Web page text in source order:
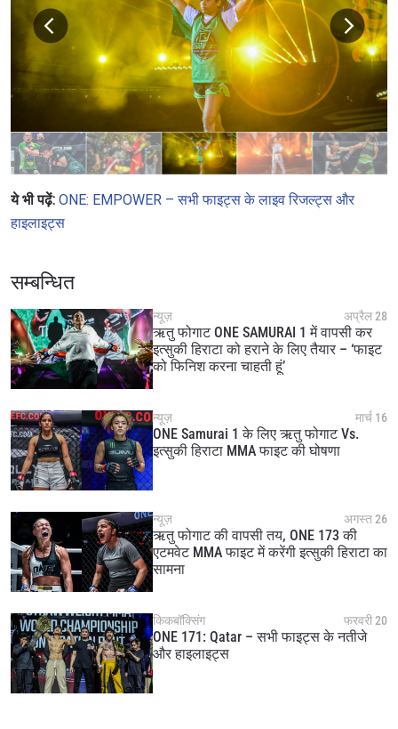
ये भी पढ़ें: ONE: EMPOWER – सभी फाइट्स के लाइव रिजल्ट्स और
हाइलाइट्स
सम्बन्धित
न्यूज़ अप्रैल 28
ऋतु फोगाट ONE SAMURAI 1 में वापसी कर
इत्सुकी हिराटा को हराने के लिए तैयार – ‘फाइट
को फिनिश करना चाहती हूं’
न्यूज़ मार्च 16
ONE Samurai 1 के लिए ऋतु फोगाट Vs.
इत्सुकी हिराटा MMA फाइट की घोषणा
न्यूज़ अगस्त 26
ऋतु फोगाट की वापसी तय, ONE 173 की
एटमवेट MMA फाइट में करेंगी इत्सुकी हिराटा का
सामना
किकबॉक्सिंग फरवरी 20
ONE 171: Qatar – सभी फाइट्स के नतीजे
और हाइलाइट्स